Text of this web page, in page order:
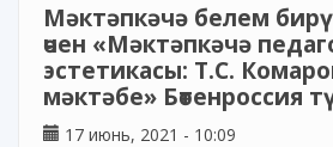
Мәктәпкәчә белем
өчен «Мәктәпкәчә
эстетикасы: Т.С.
мәктәбе» Бөтенроссия
17 июнь, 2021 - 10:09